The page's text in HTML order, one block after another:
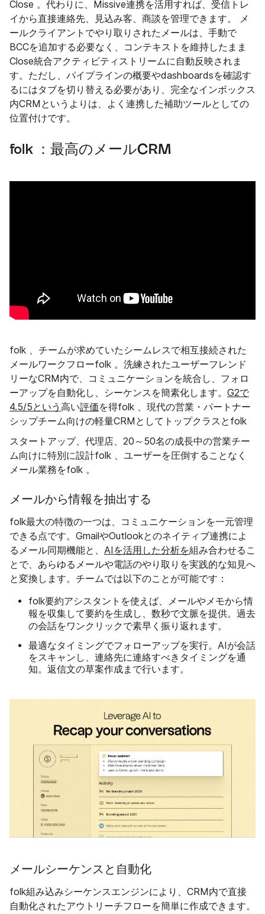
Close 。代わりに、Missive連携を活用すれば、受信トレ
イから直接連絡先、見込み客、商談を管理できます。 メ
ールクライアントでやり取りされたメールは、手動で
BCCを追加する必要なく、コンテキストを維持したまま
Close統合アクティビティストリームに自動反映されま
す。ただし、パイプラインの概要やdashboardsを確認す
るにはタブを切り替える必要があり、完全なインボックス
内CRMというよりは、よく連携した補助ツールとしての
位置付けです。
folk ：最高のメールCRM
folk 、チームが求めていたシームレスで相互接続された
メールワークフローfolk 。洗練されたユーザーフレンド
リーなCRM内で、コミュニケーションを統合し、フォロ
ーアップを自動化し、シーケンスを簡素化します。 G2で
4.5/5という 高い評価を得folk 、現代の営業・パートナー
シップチーム向けの軽量CRMとしてトップクラスとfolk
スタートアップ、代理店、20～50名の成長中の営業チー
ム向けに特別に設計folk 、ユーザーを圧倒することなく
メール業務をfolk 。
メールから情報を抽出する
folk最大の特徴の一つは、コミュニケーションを一元管理
できる点です。GmailやOutlookとのネイティブ連携によ
るメール同期機能と、 AIを活用した分析を組み合わせるこ
とで、あらゆるメールや電話のやり取りを実践的な知見へ
と変換します。チームでは以下のことが可能です：
folk要約アシスタントを使えば、メールやメモから情
報を収集して要約を生成し、数秒で文脈を提供。 過去
の会話をワンクリックで素早く振り返れます。
最適なタイミングでフォローアップを実行。AIが会話
をスキャンし、連絡先に連絡すべきタイミングを通
知。返信文の草案作成まで行います。
メールシーケンスと自動化
folk組み込みシーケンスエンジンにより、CRM内で直接
自動化されたアウトリーチフローを簡単に作成できます。